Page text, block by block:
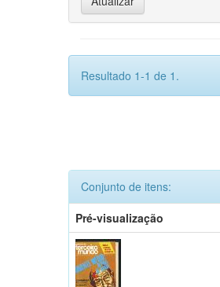
Resultado 1-1 de 1.
Conjunto de itens:
Pré-visualização